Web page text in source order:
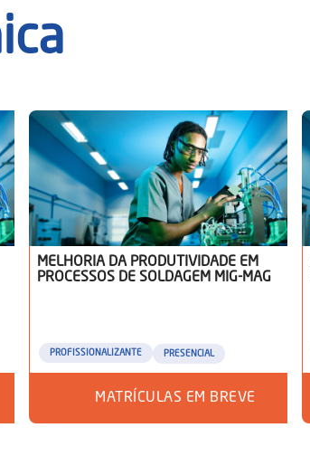
MELHORIA DA PRODUTIVIDADE EM
PROCESSOS DE SOLDAGEM MIG-MAG
PRESENCIAL
PROFISSIONALIZANTE
MATRÍCULAS EM BREVE